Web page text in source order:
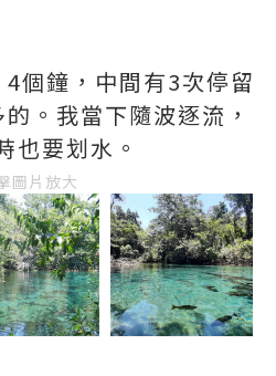
個鐘，中間有3次停留
。我當下隨波逐流，
也要划水。
圖片放大